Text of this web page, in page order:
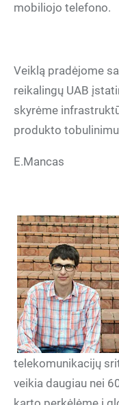
mobiliojo telefono.
Veiklą pradėjome
reikalingų UAB
skyrėme
produkto
E.Mancas
telekomunikacijų
veikia daugiau nei